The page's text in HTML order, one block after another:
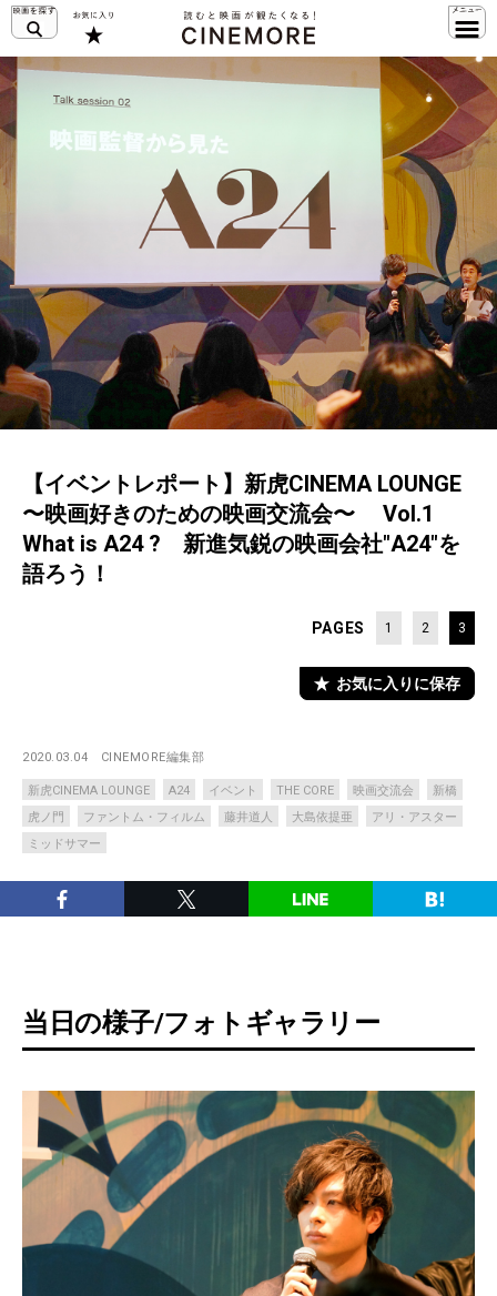
【イベントレポート】新虎CINEMA LOUNGE
〜映画好きのための映画交流会〜 Vol.1
What is A24 ? 新進気鋭の映画会社"A24"を
語ろう！
PAGES 1 2 3
お気に入りに保存
2020.03.04 CINEMORE編集部
新虎CINEMA LOUNGE A24 イベント THE CORE 映画交流会
新橋
虎ノ門
ファントム・フィルム 藤井道人 大島依提亜
アリ・アスター
ミッドサマー
当日の様子/フォトギャラリー